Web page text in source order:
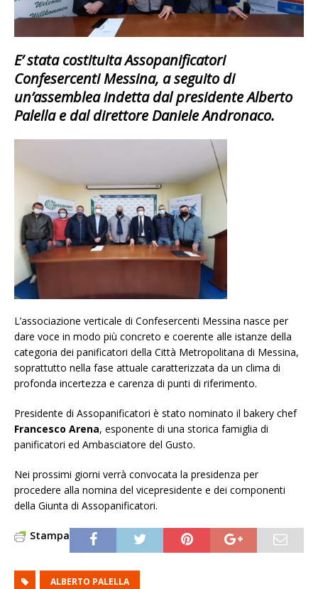
E’ stata costituitaAssopanificatori
Confesercenti Messina, a seguito di
un’assemblea indetta dal presidente Alberto
Palella e dal direttore Daniele Andronaco.
L’associazione verticale di Confesercenti Messina nasce per
dare voce in modo più concreto e coerente alle istanze della
categoria dei panificatori della Città Metropolitana di Messina,
soprattutto nella fase attuale caratterizzata da un clima di
profonda incertezza e carenza di punti di riferimento.
Presidente di Assopanificatori è stato nominato il bakery chef
Francesco Arena, esponente di una storica famiglia di
panificatori ed Ambasciatore del Gusto.
Nei prossimi giorni verrà convocata la presidenza per
procedere alla nomina del vicepresidente e dei componenti
della Giunta di Assopanificatori.
Stampa
ALBERTO PALELLA